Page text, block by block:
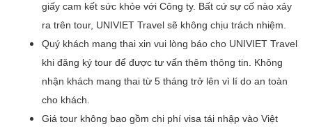
giấy cam kết sức khỏe với Công ty. Bất cứ sự cố nào xảy
ra trên tour, UNIVIET Travel sẽ không chịu trách nhiệm.
Quý khách mang thai xin vui lòng báo cho UNIVIET Travel
khi đăng ký tour để được tư vấn thêm thông tin. Không
nhận khách mang thai từ 5 tháng trở lên vì lí do an toàn
cho khách.
Giá tour không bao gồm chi phí visa tái nhập vào Việt